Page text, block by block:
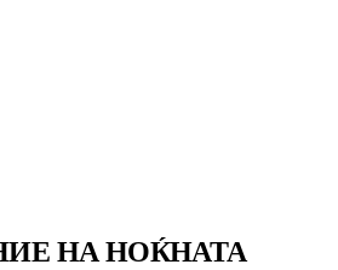
НА НОЌНАТА